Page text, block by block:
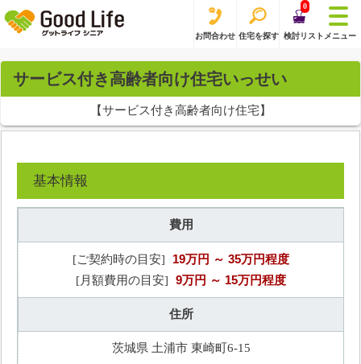
お問合わせ 住宅を探す
0
検討リスト メニュー
サービス付き高齢者向け住宅いっせい
【サービス付き高齢者向け住宅】
基本情報
費用
[ご契約時の目安] 19万円 ～ 35万円程度
[月額費用の目安] 9万円 ～ 15万円程度
住所
茨城県 土浦市 東崎町6-15